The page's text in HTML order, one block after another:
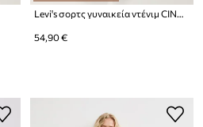
Levi's σορτς γυναικεία ντένιμ CINCH MID-THIGH
54,90 €